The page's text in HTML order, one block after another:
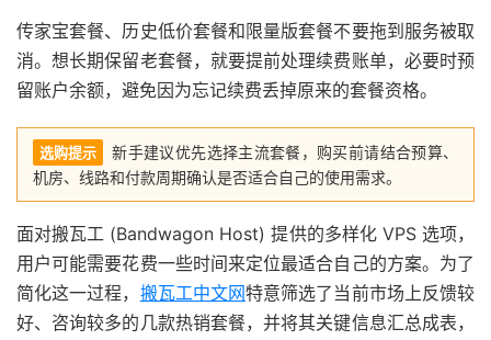
传家宝套餐、历史低价套餐和限量版套餐不要拖到服务被取
消。想长期保留老套餐，就要提前处理续费账单，必要时预
留账户余额，避免因为忘记续费丢掉原来的套餐资格。
选购提示
新手建议优先选择主流套餐，购买前请结合预算、
机房、线路和付款周期确认是否适合自己的使用需求。
面对搬瓦工 (Bandwagon Host) 提供的多样化 VPS 选项，
用户可能需要花费一些时间来定位最适合自己的方案。为了
简化这一过程， 搬瓦工中文网特意筛选了当前市场上反馈较
好、咨询较多的几款热销套餐，并将其关键信息汇总成表，